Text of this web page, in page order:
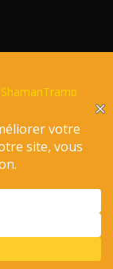
ShamanTramp